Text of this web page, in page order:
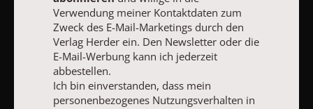
Den Newsletter oder die E-Mail-Werbung kann ich jederzeit
abbestellen.
Ich bin einverstanden, dass mein personenbezogenes
Nutzungsverhalten in Newsletter und E-Mail-Werbung erfasst
und ausgewertet wird, um die Inhalte besser auf meine
Interessen auszurichten. Über einen Link in Newsletter oder E-
Mail kann ich diese Funktion jederzeit ausschalten.
Weiterführende Informationen finden Sie in unseren
Verwendung meiner Kontaktdaten zum
Zweck des E-Mail-Marketings durch den
Verlag Herder ein. Den Newsletter oder die
E-Mail-Werbung kann ich jederzeit
abbestellen.
Ich bin einverstanden, dass mein
personenbezogenes Nutzungsverhalten in